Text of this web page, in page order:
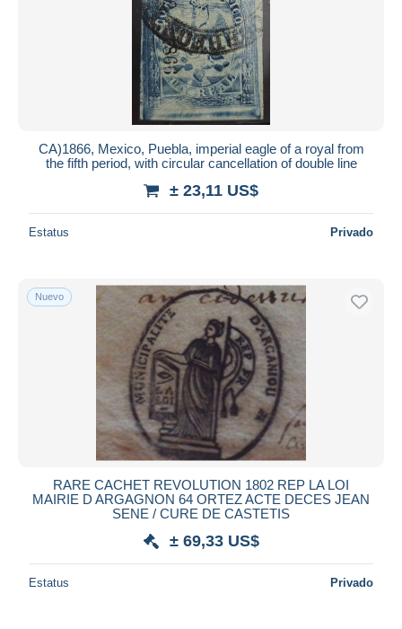
CA)1866, Mexico, Puebla, imperial eagle of a royal from
the fifth period, with circular cancellation of double line
± 23,11 US$
Estatus Privado
Nuevo
RARE CACHET REVOLUTION 1802 REP LA LOI
MAIRIE D ARGAGNON 64 ORTEZ ACTE DECES JEAN
SENE / CURE DE CASTETIS
± 69,33 US$
Estatus Privado